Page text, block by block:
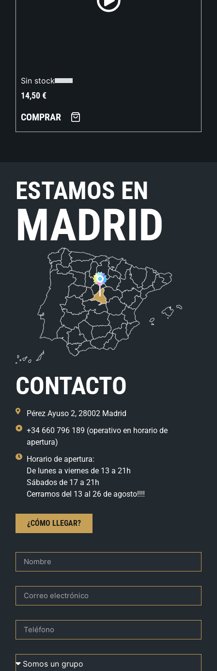
Sin stock
14,50€
COMPRAR
ESTAMOS EN
MADRID
CONTACTO
Pérez Ayuso 2, 28002 Madrid
+34 660 796 189 (operativo en horario de
apertura)
Horario de apertura:
De lunes a viernes de 13 a 21h
Sábados de 17 a 21h
Cerramos del 13 al 26 de agosto!!!!
¿CÓMO LLEGAR?